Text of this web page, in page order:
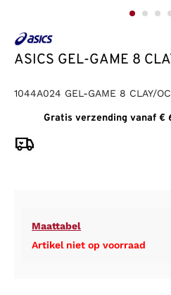
ASICS GEL-GAME 8
1044A024 GEL-GAME 8 CLAY/
Gratis verzending vanaf €
Maattabel
Artikel niet op voorraad